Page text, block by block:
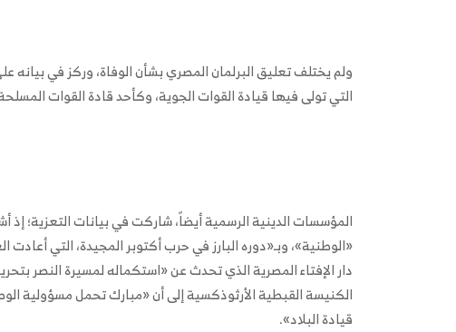
ولم يختلف تعليق البرلمان المصري بشأن الوفاة، وركز في
التي تولى فيها قيادة القوات الجوية، وكأحد قادة القوات
المؤسسات الدينية الرسمية أيضاً، شاركت في بيانات التعزية؛
«الوطنية»، وبـ«دوره البارز في حرب أكتوبر المجيدة، التي
دار الإفتاء المصرية الذي تحدث عن «استكماله لمسيرة النصر
الكنيسة القبطية الأرثوذكسية إلى أن «مبارك تحمل
قيادة البلاد».